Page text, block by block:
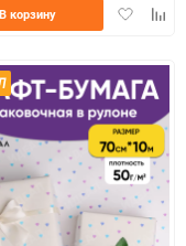
Добавить
В корзину